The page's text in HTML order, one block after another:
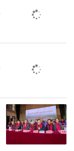
物资保障、
大维度持续
、落地困难
国公益责任
家爱心合作
项权威荣誉，
、关爱儿童
年践行社会